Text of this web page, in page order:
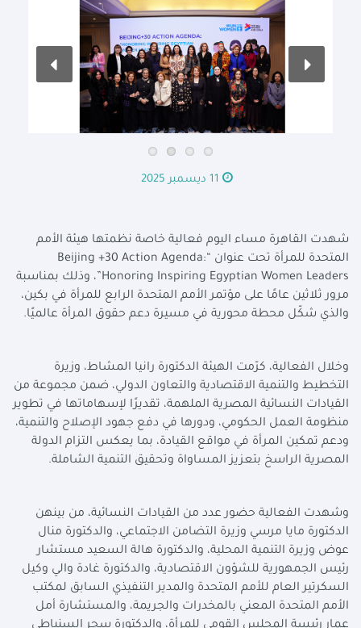
11 ديسمبر 2025
شهدت القاهرة مساء اليوم فعالية خاصة نظمتها هيئة الأمم
المتحدة للمرأة تحت عنوان “Beijing +30 Action Agenda:
Honoring Inspiring Egyptian Women Leaders”، وذلك بمناسبة
مرور ثلاثين عامًا على مؤتمر الأمم المتحدة الرابع للمرأة في بكين،
والذي شكّل محطة محورية في مسيرة دعم حقوق المرأة عالميًا.
وخلال الفعالية، كرّمت الهيئة الدكتورة رانيا المشاط، وزيرة
التخطيط والتنمية الاقتصادية والتعاون الدولي، ضمن مجموعة من
القيادات النسائية المصرية الملهمة، تقديرًا لإسهاماتها في تطوير
منظومة العمل الحكومي، ودورها في دفع جهود الإصلاح والتنمية،
ودعم تمكين المرأة في مواقع القيادة، بما يعكس التزام الدولة
المصرية الراسخ بتعزيز المساواة وتحقيق التنمية الشاملة.
وشهدت الفعالية حضور عدد من القيادات النسائية، من بينهن
الدكتورة مايا مرسي وزيرة التضامن الاجتماعي، والدكتورة منال
عوض وزيرة التنمية المحلية، والدكتورة هالة السعيد مستشار
رئيس الجمهورية للشؤون الاقتصادية، والدكتورة غادة والي وكيل
السكرتير العام للأمم المتحدة والمدير التنفيذي السابق لمكتب
الأمم المتحدة المعني بالمخدرات والجريمة، والمستشارة أمل